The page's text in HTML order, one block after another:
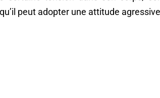
peut adopter une attitude